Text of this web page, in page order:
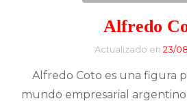
Alfredo
Actualizado en 23/
Alfredo Coto es una figura
mundo empresarial